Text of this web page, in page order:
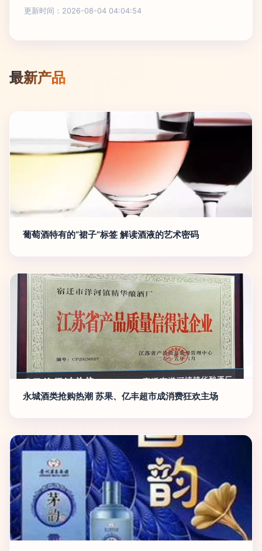
更新时间：2026-08-04 04:04:54
最新产品
葡萄酒特有的“裙子”标签 解读酒液的艺术密码
永城酒类抢购热潮 苏果、亿丰超市成消费狂欢主场